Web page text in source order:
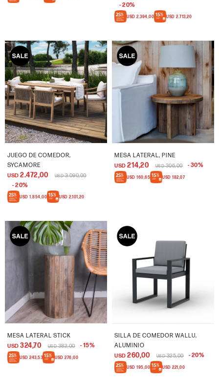
20
USD 2.394,00 USD 2.713,20
JUEGO DE COMEDOR,
SYCAMORE
USD 2.472,00 USD 3.090,00
20
USD 1.854,00 USD 2.101,20
MESA LATERAL, PINE
USD 214,20 USD 306,00 30
USD 160,65 USD 182,07
MESA LATERAL STICK
USD 324,70 USD 382,00 15
USD 243,53 USD 276,00
SILLA DE COMEDOR WALLU,
ALUMINIO
USD 260,00 USD 325,00 20
USD 195,00 USD 221,00